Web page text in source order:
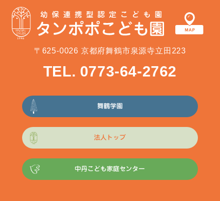
舞鶴学園
法人トップ
中丹こども家庭センター
〒625-0026 京都府舞鶴市泉源寺立田223
TEL. 0773-64-2762